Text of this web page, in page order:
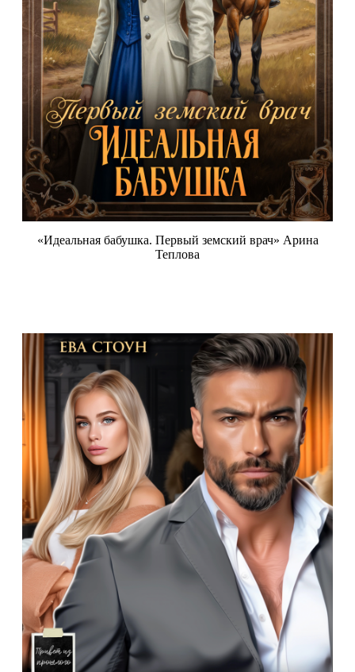
«Идеальная бабушка. Первый земский врач» Арина
Теплова